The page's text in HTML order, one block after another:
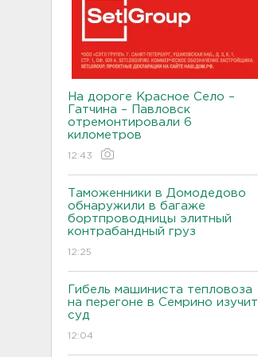
На дороге Красное Село –
Гатчина – Павловск
отремонтировали 6
километров
12:43
Таможенники в Домодедово
обнаружили в багаже
бортпроводницы элитный
контрабандный груз
12:25
Гибель машиниста тепловоза
на перегоне в Семрино изучит
суд
12:04